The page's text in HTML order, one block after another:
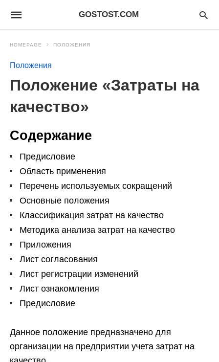
GOSTOST.COM
HOMEPAGE ПОЛОЖЕНИЯ
Положения
Положение «Затраты на
качество»
Содержание
Предисловие
Область применения
Перечень используемых сокращений
Основные положения
Классификация затрат на качество
Методика анализа затрат на качество
Приложения
Лист согласования
Лист регистрации изменений
Лист ознакомления
Предисловие
Данное положение предназначено для
организации на предприятии учета затрат на